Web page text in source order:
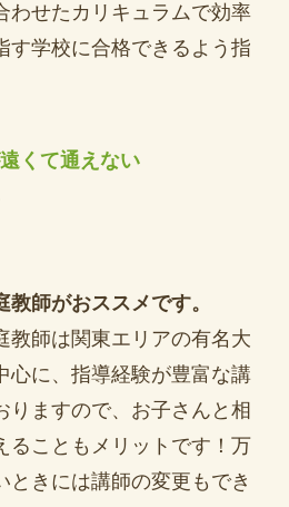
わせたカリキュラムで効率
す学校に合格できるよう指
くて通えない
師がおススメです。
教師は関東エリアの有名大
心に、指導経験が豊富な講
りますので、お子さんと相
ることもメリットです！万
ときには講師の変更もでき